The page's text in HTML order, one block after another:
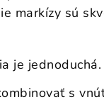
markízy sú
jednoduchá.
s